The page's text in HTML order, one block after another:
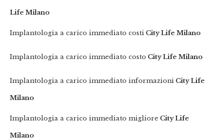
Life Milano
Implantologia a carico immediato costi City Life Milano
Implantologia a carico immediato costo City Life Milano
Implantologia a carico immediato informazioni City Life
Milano
Implantologia a carico immediato migliore City Life
Milano